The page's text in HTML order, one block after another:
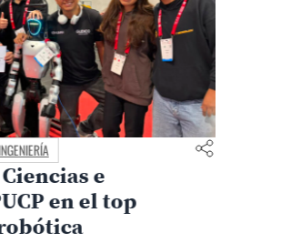
CIENCIA, TECNOLOGÍA E INGENIERÍA
Energía que se pliega:
PUCP crean panel solar
origámico